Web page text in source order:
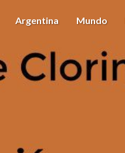
Argentina Mundo